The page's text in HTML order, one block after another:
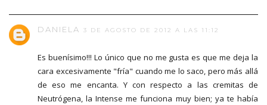
DANIELA 3 DE AGOSTO DE 2012 A LAS 11:12
Es buenísimo!!! Lo único que no me gusta es que me deja la
cara excesivamente "fría" cuando me lo saco, pero más allá
de eso me encanta. Y con respecto a las cremitas de
Neutrógena, la Intense me funciona muy bien; ya te había